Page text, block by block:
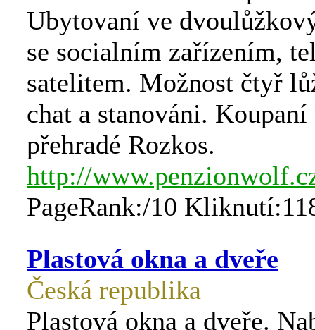
Ubytovaní ve
se socialním zařízením,
satelitem. Možnost čtyř
chat a stanováni.
přehradé Rozkos.
http://
PageRank:/10
Plastová okna a dveře
Česká republika
Plastová okna a dveře.